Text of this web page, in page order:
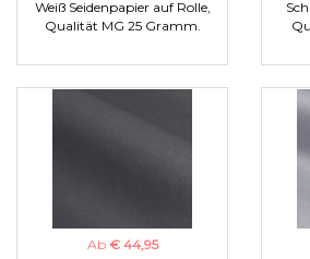
Weiß Seidenpapier auf Rolle,
Qualität MG 25 Gramm.
Ab € 44,95